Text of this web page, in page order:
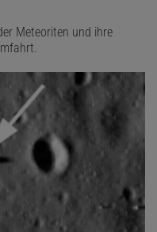
Meteoriten und ihre